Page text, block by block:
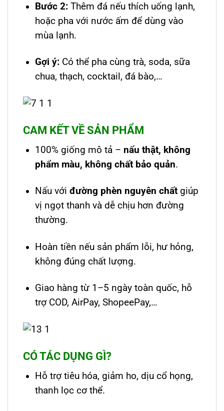
Bước 2: Thêm đá nếu thích uống lạnh,
hoặc pha với nước ấm để dùng vào
mùa lạnh.
Gợi ý: Có thể pha cùng trà, soda, sữa
chua, thạch, cocktail, đá bào,…
CAM KẾT VỀ SẢN PHẨM
100% giống mô tả – nấu thật, không
phẩm màu, không chất bảo quản.
Nấu vớiđường phèn nguyên chất giúp
vị ngọt thanh và dễ chịu hơn đường
thường.
Hoàn tiền nếu sản phẩm lỗi, hư hỏng,
không đúng chất lượng.
Giao hàng từ 1–5 ngày toàn quốc, hỗ
trợ COD, AirPay, ShopeePay,…
CÓ TÁC DỤNG GÌ?
Hỗ trợ tiêu hóa, giảm ho, dịu cổ họng,
thanh lọc cơ thể.